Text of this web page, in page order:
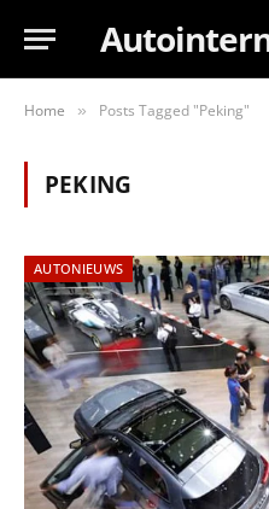
Home » Posts Tagged "Peking"
PEKING
AUTONIEUWS